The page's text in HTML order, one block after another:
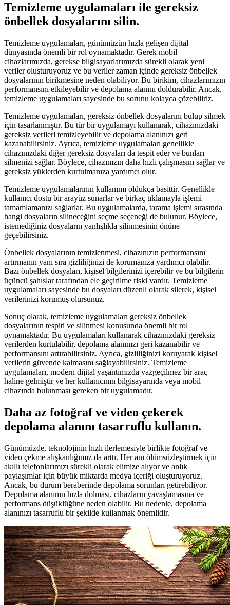
Temizleme uygulamaları ile gereksiz
önbellek dosyalarını silin.
Temizleme uygulamaları, günümüzün hızla gelişen dijital
dünyasında önemli bir rol oynamaktadır. Gerek mobil
cihazlarımızda, gerekse bilgisayarlarımızda sürekli olarak yeni
veriler oluşturuyoruz ve bu veriler zaman içinde gereksiz önbellek
dosyalarının birikmesine neden olabiliyor. Bu birikim, cihazlarımızın
performansını etkileyebilir ve depolama alanını doldurabilir. Ancak,
temizleme uygulamaları sayesinde bu sorunu kolayca çözebiliriz.
Temizleme uygulamaları, gereksiz önbellek dosyalarını bulup silmek
için tasarlanmıştır. Bu tür bir uygulamayı kullanarak, cihazınızdaki
gereksiz verileri temizleyebilir ve depolama alanınızı geri
kazanabilirsiniz. Ayrıca, temizleme uygulamaları genellikle
cihazınızdaki diğer gereksiz dosyaları da tespit eder ve bunları
silmenizi sağlar. Böylece, cihazınızın daha hızlı çalışmasını sağlar ve
gereksiz yüklerden kurtulmanıza yardımcı olur.
Temizleme uygulamalarının kullanımı oldukça basittir. Genellikle
kullanıcı dostu bir arayüz sunarlar ve birkaç tıklamayla işlemi
tamamlamanızı sağlarlar. Bu uygulamalarda, tarama işlemi sırasında
hangi dosyaların silineceğini seçme seçeneği de bulunur. Böylece,
istemediğiniz dosyaların yanlışlıkla silinmesinin önüne
geçebilirsiniz.
Önbellek dosyalarının temizlenmesi, cihazınızın performansını
artırmanın yanı sıra gizliliğinizi de korumanıza yardımcı olabilir.
Bazı önbellek dosyaları, kişisel bilgilerinizi içerebilir ve bu bilgilerin
üçüncü şahıslar tarafından ele geçirilme riski vardır. Temizleme
uygulamaları sayesinde bu dosyaları düzenli olarak silerek, kişisel
verilerinizi korumuş olursunuz.
Sonuç olarak, temizleme uygulamaları gereksiz önbellek
dosyalarının tespiti ve silinmesi konusunda önemli bir rol
oynamaktadır. Bu uygulamaları kullanarak cihazınızdaki gereksiz
verilerden kurtulabilir, depolama alanınızı geri kazanabilir ve
performansını artırabilirsiniz. Ayrıca, gizliliğinizi koruyarak kişisel
verilerin güvende kalmasını sağlayabilirsiniz. Temizleme
uygulamaları, modern dijital yaşantımızda vazgeçilmez bir araç
haline gelmiştir ve her kullanıcının bilgisayarında veya mobil
cihazında bulunması gereken bir uygulamadır.
Daha az fotoğraf ve video çekerek
depolama alanını tasarruflu kullanın.
Günümüzde, teknolojinin hızlı ilerlemesiyle birlikte fotoğraf ve
video çekme alışkanlığımız da arttı. Her anı ölümsüzleştirmek için
akıllı telefonlarımızı sürekli olarak elimize alıyor ve anlık
paylaşımlar için büyük miktarda medya içeriği oluşturuyoruz.
Ancak, bu durum beraberinde depolama sorunları getirebiliyor.
Depolama alanının hızla dolması, cihazların yavaşlamasına ve
performans düşüklüğüne neden olabilir. Bu nedenle, depolama
alanınızı tasarruflu bir şekilde kullanmak önemlidir.